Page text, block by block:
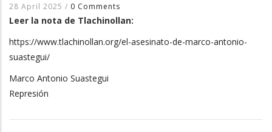
28 April 2025 / 0 Comments
Leer la nota de Tlachinollan:
https://www.tlachinollan.org/el-asesinato-de-marco-antonio-
suastegui/
Marco Antonio Suastegui
Represión